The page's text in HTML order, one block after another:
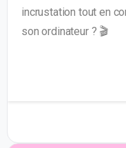
incrustation tout en
son ordinateur ? 🎬